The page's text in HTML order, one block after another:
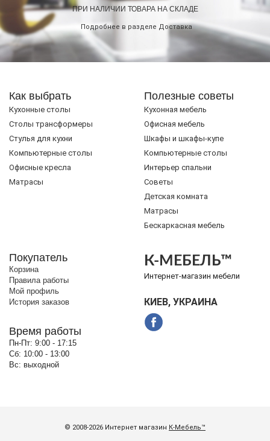
ПРИ НАЛИЧИИ ТОВАРА НА СКЛАДЕ
Подробнее в разделе Доставка
Как выбрать
Кухонные столы
Cтолы трансформеры
Стулья для кухни
Компьютерные столы
Офисные кресла
Матрасы
Полезные советы
Кухонная мебель
Офисная мебель
Шкафы и шкафы-купе
Компьютерные столы
Интерьер спальни
Советы
Детская комната
Матрасы
Бескаркасная мебель
© 2008-2026 Интернет магазин К-Мебель™
Покупатель
Корзина
Правила работы
Мой профиль
История заказов
Время работы
Пн-Пт: 9:00 - 17:15
Сб: 10:00 - 13:00
Вс: выходной
К-МЕБЕЛЬ™
Интернет-магазин мебели
КИЕВ, УКРАИНА